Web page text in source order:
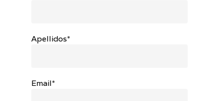
Apellidos*
Email*